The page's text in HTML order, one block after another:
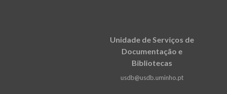
Unidade de Serviços de
Documentação e
Bibliotecas
usdb@usdb.uminho.pt